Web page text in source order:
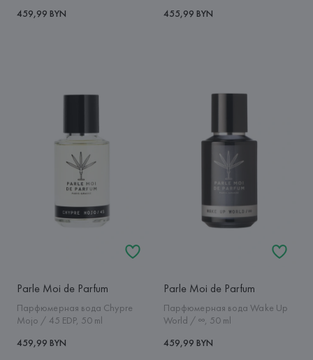
459,99 BYN 455,99 BYN
Parle Moi de Parfum
Парфюмерная вода Chypre
Mojo / 45 EDP, 50 ml
459,99 BYN
Parle Moi de Parfum
Парфюмерная вода Wake Up
World / ∞, 50 ml
459,99 BYN